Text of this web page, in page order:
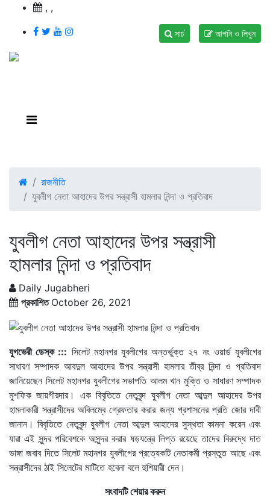
, ,
আপনি ও লিখুন
সার্চ
রাজনীতি
যুবলীগ নেতা আহাদের উপর সন্ত্রাসী হামলার নিন্দা ও প্রতিবাদ
যুবলীগ নেতা আহাদের উপর সন্ত্রাসী
হামলার নিন্দা ও প্রতিবাদ
Daily Jugabheri
প্রকাশিতOctober 26, 2021
যুগভেরী ডেস্ক ::: সিলেট মহানগর যুবলীগের অন্তর্ভুক্ত ২৭ নং ওয়ার্ড যুবলীগের
সাধারণ সম্পাদক আবদুল আহাদের উপর সন্ত্রাসী হামলার তীব্র নিন্দা ও প্রতিবাদ
জানিয়েছেন সিলেট মহানগর যুবলীগের সভাপতি আলম খান মুক্তি ও সাধারণ সম্পাদক
মুশফিক জায়গীরদার। এক বিবৃতিতে নেতৃবৃন্দ যুবলীগ নেতা আব্দুল আহাদের উপর
হামলাকারী সন্ত্রাসীদের অবিলম্বে গ্রেফতার করার জন্য প্রশাসনের প্রতি জোর দাবী
জানান। বিবৃতিতে নেতৃবৃন্দ যুবলীগ নেতা আব্দুল আহাদের সুস্থতা কামনা করেন এবং
যারা এই সুন্দর পরিবেশকে অসুন্দর করার ষড়যন্ত্রে লিপ্ত রয়েছে তাদের বিরুদ্ধে দাত
ভাঙ্গা জবাব দিতে সিলেট মহানগর যুবলীগের প্রত্যেকটি নেতাকর্মী প্রস্তুত আছে এবং
সন্ত্রাসীদের ঠাই সিলেটের মাটিতে হবেনা বলে হুশিয়ারী দেন।
সংবাদটি শেয়ার করুন